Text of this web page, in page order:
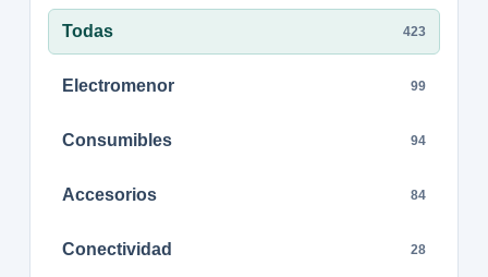
Todas 423
Electromenor 99
Consumibles 94
Accesorios 84
Conectividad 28